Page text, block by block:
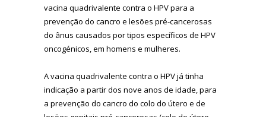
vacina quadrivalente contra o HPV para a
prevenção do cancro e lesões pré-cancerosas
do ânus causados por tipos específicos de HPV
oncogénicos, em homens e mulheres.
A vacina quadrivalente contra o HPV já tinha
indicação a partir dos nove anos de idade, para
a prevenção do cancro do colo do útero e de